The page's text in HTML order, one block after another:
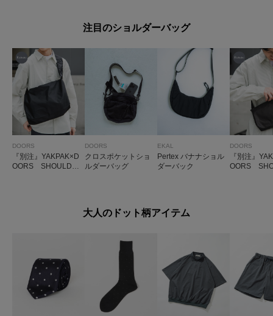
注目のショルダーバッグ
DOORS
『別注』YAKPAK×D
OORS SHOULDER
DOORS
クロスポケットショ
ルダーバッグ
EKAL
Pertex バナナショル
ダーバック
DOORS
『別注』
OORS
大人のドット柄アイテム